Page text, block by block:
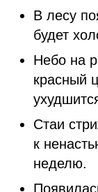
В лесу
будет
Небо на
красный
Стаи
к
неделю.